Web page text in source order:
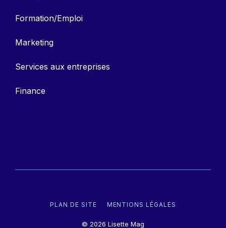
Formation/Emploi
Marketing
Services aux entreprises
Finance
PLAN DE SITE MENTIONS LÉGALES
© 2026 Lisette Mag